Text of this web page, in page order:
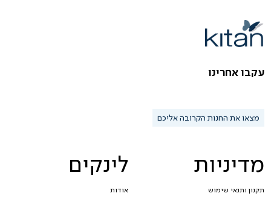
מדיניות
תקנון ותנאי שימוש
לינקים
אודות
עקבו אחרינו
מצאו את החנות הקרובה אליכם